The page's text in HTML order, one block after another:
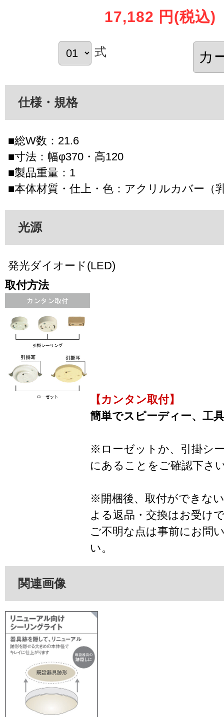
17,182 円 (税込)
式
仕様・規格
■総W数：21.6
■寸法：幅φ370・高120
■製品重量：1
■本体材質・仕上・色：アクリルカバー（
光源
発光ダイオード(LED)
取付方法
【カンタン取付】
簡単でスピーディー、工
※ローゼットか、引掛シ
にあることをご確認下さ
※開梱後、取付ができな
よる返品・交換はお受け
ご不明な点は事前にお問
い。
関連画像